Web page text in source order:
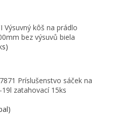
Výsuvný kôš na prádlo
bez výsuvů biela
Príslušenstvo sáček na
zatahovací 15ks